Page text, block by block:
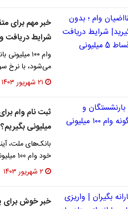
خبر مهم برای
شرایط دریافت وام ۱۰۰ میلیونی با اقساط 5
وام ۱۰۰
می‌شود، با نرخ سود 23 درصد و دوره بازپرداخت
۲۱ شهریور ۱۴۰۳
میلیونی بگیریم؟
بانک‌های ملت،
خود وام 100 میلیونی اعطا می‌کنند. شرایط دریافت این…
۲ شهریور ۱۴۰۳
خبر خوش برای